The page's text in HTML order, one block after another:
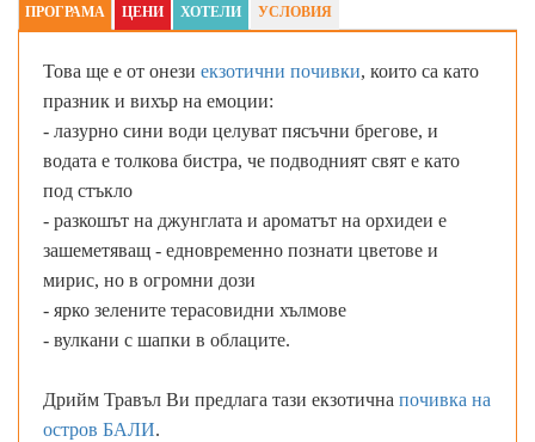
ПРОГРАМА ЦЕНИ ХОТЕЛИ УСЛОВИЯ
Това ще е от онези екзотични почивки, които са като
празник и вихър на емоции:
- лазурно сини води целуват пясъчни брегове, и
водата е толкова бистра, че подводният свят е като
под стъкло
- разкошът на джунглата и ароматът на орхидеи е
зашеметяващ - едновременно познати цветове и
мирис, но в огромни дози
- ярко зелените терасовидни хълмове
- вулкани с шапки в облаците.
Дрийм Травъл Ви предлага тази екзотична почивка на
остров БАЛИ.